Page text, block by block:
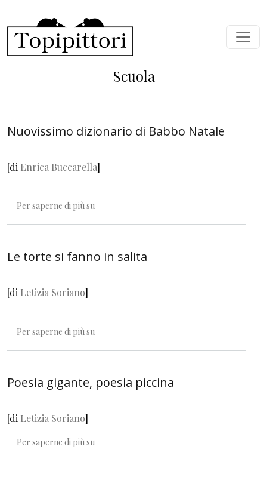
Scuola
Nuovissimo dizionario di Babbo Natale
[di Enrica Buccarella]
Per saperne di più su
Le torte si fanno in salita
[di Letizia Soriano]
Per saperne di più su
Poesia gigante, poesia piccina
[di Letizia Soriano]
Per saperne di più su